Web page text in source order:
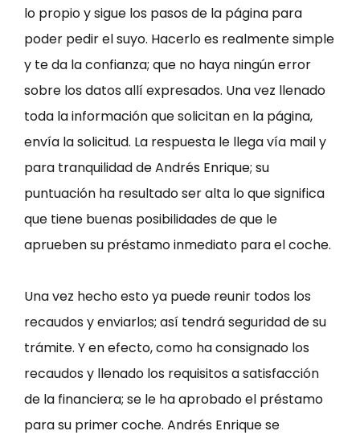
lo propio y sigue los pasos de la página para
poder pedir el suyo. Hacerlo es realmente simple
y te da la confianza; que no haya ningún error
sobre los datos allí expresados. Una vez llenado
toda la información que solicitan en la página,
envía la solicitud. La respuesta le llega vía mail y
para tranquilidad de Andrés Enrique; su
puntuación ha resultado ser alta lo que significa
que tiene buenas posibilidades de que le
aprueben su préstamo inmediato para el coche.
Una vez hecho esto ya puede reunir todos los
recaudos y enviarlos; así tendrá seguridad de su
trámite. Y en efecto, como ha consignado los
recaudos y llenado los requisitos a satisfacción
de la financiera; se le ha aprobado el préstamo
para su primer coche. Andrés Enrique se